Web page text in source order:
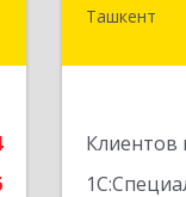
Ташкент
Клиентов